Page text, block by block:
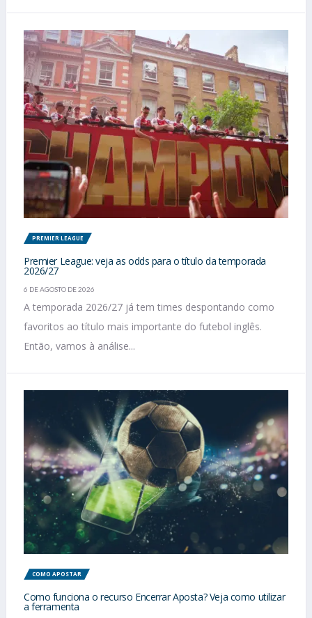
PREMIER LEAGUE
Premier League: veja as odds para o título da temporada
2026/27
6 DE AGOSTO DE 2026
A temporada 2026/27 já tem times despontando como
favoritos ao título mais importante do futebol inglês.
Então, vamos à análise...
COMO APOSTAR
Como funciona o recurso Encerrar Aposta? Veja como utilizar
a ferramenta